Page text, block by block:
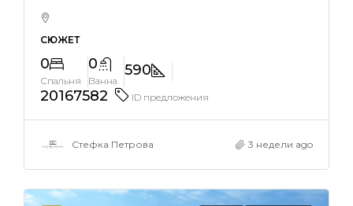
СЮЖЕТ
0
Спальня
0
Ванна
590
20167582
ID предложения
Стефка Петрова 3 недели ago